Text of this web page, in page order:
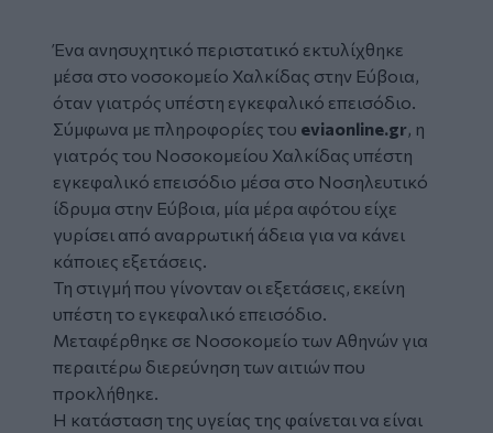
Ένα ανησυχητικό περιστατικό εκτυλίχθηκε
μέσα στο νοσοκομείο Χαλκίδας στην Εύβοια,
όταν γιατρός υπέστη εγκεφαλικό επεισόδιο.
Σύμφωνα με πληροφορίες του eviaonline.gr, η
γιατρός του Νοσοκομείου Χαλκίδας υπέστη
εγκεφαλικό επεισόδιο μέσα στο Νοσηλευτικό
ίδρυμα στην Εύβοια, μία μέρα αφότου είχε
γυρίσει από αναρρωτική άδεια για να κάνει
κάποιες εξετάσεις.
Τη στιγμή που γίνονταν οι εξετάσεις, εκείνη
υπέστη το εγκεφαλικό επεισόδιο.
Μεταφέρθηκε σε Νοσοκομείο των Αθηνών για
περαιτέρω διερεύνηση των αιτιών που
προκλήθηκε.
Η κατάσταση της υγείας της φαίνεται να είναι